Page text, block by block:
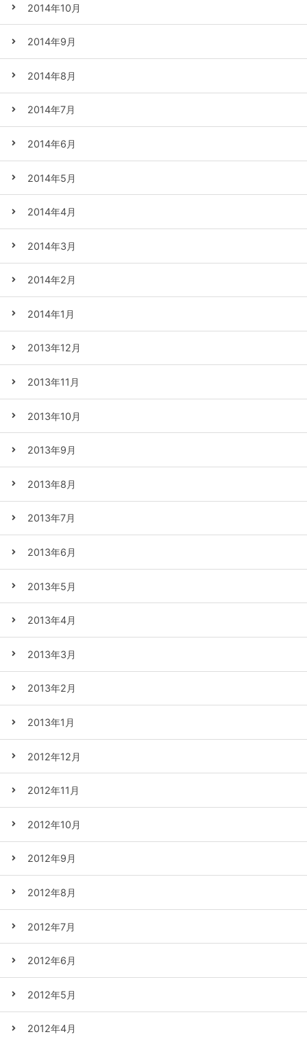
2014年10月
2014年9月
2014年8月
2014年7月
2014年6月
2014年5月
2014年4月
2014年3月
2014年2月
2014年1月
2013年12月
2013年11月
2013年10月
2013年9月
2013年8月
2013年7月
2013年6月
2013年5月
2013年4月
2013年3月
2013年2月
2013年1月
2012年12月
2012年11月
2012年10月
2012年9月
2012年8月
2012年7月
2012年6月
2012年5月
2012年4月